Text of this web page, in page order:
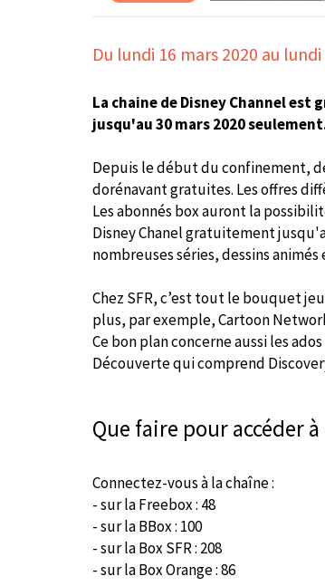
Du lundi 16 mars 2020 au lundi
La chaine de Disney Channel
jusqu'au 30 mars 2020
Depuis le début du confinement,
dorénavant gratuites. Les offres
Les abonnés box auront la
Disney Chanel gratuitement
nombreuses séries, dessins
Chez SFR, c’est tout le bouquet
plus, par exemple, Cartoon
Ce bon plan concerne aussi les
Découverte qui comprend
Que faire pour accéder
Connectez-vous à la chaîne :
- sur la Freebox : 48
- sur la BBox : 100
- sur la Box SFR : 208
- sur la Box Orange :86